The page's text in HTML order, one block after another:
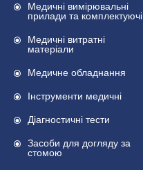
Медичні вимірювальні
прилади та комплектуючі
Медичні витратні
матеріали
Медичне обладнання
Інструменти медичні
Діагностичні тести
Засоби для догляду за
стомою